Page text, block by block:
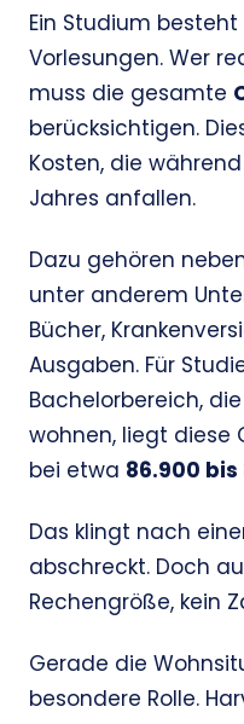
Ein Studium
Vorlesungen. Wer
muss die gesamte
berücksichtigen.
Kosten, die
Jahres anfallen.
Dazu gehören
unter anderem
Bücher,
Ausgaben. Für
Bachelorbereich,
wohnen, liegt diese
bei etwa 86.900 bis
Das klingt nach
abschreckt. Doch
Rechengröße, kein
Gerade die
besondere Rolle.